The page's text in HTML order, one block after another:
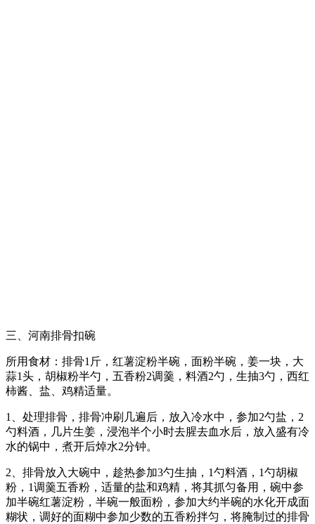
三、河南排骨扣碗
所用食材：排骨1斤，红薯淀粉半碗，面粉半碗，姜一块，大
蒜1头，胡椒粉半勺，五香粉2调羹，料酒2勺，生抽3勺，西红
柿酱、盐、鸡精适量。
1、处理排骨，排骨冲刷几遍后，放入冷水中，参加2勺盐，2
勺料酒，几片生姜，浸泡半个小时去腥去血水后，放入盛有冷
水的锅中，煮开后焯水2分钟。
2、排骨放入大碗中，趁热参加3勺生抽，1勺料酒，1勺胡椒
粉，1调羹五香粉，适量的盐和鸡精，将其抓匀备用，碗中参
加半碗红薯淀粉，半碗一般面粉，参加大约半碗的水化开成面
糊状，调好的面糊中参加少数的五香粉拌匀，将腌制过的排骨